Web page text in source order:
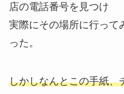
店の電話番号を見つけ
実際にその場所に行って
った。
しかしなんとこの手紙、